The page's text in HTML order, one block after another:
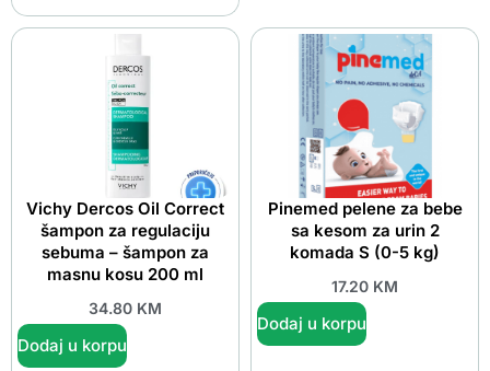
Vichy Dercos Oil Correct
šampon za regulaciju
sebuma – šampon za
masnu kosu 200 ml
34.80 KM
Dodaj u korpu
Pinemed pelene za bebe
sa kesom za urin 2
komada S (0-5 kg)
17.20 KM
Dodaj u korpu